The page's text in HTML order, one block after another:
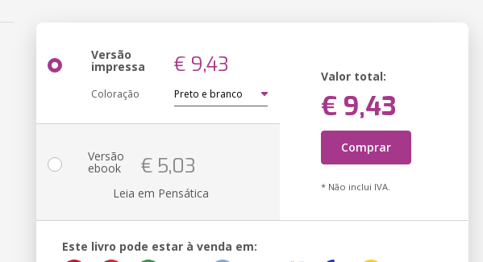
Versão
impressa € 9,43
Coloração
Valor total:
€ 9,43
Comprar
* Não inclui IVA.
Versão
ebook € 5,03
Leia em Pensática
Este livro pode estar à venda em: